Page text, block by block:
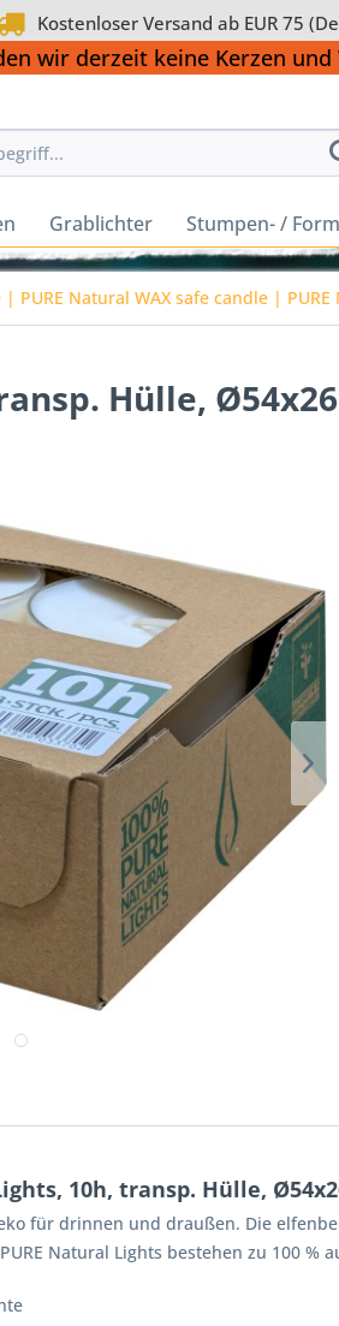
Kostenloser Versand ab EUR 75
wir derzeit keine Kerzen
Grablichter Stumpen- /
| PURE Natural WAX safe candle |
Hülle,
10h, transp. Hülle,
für drinnen und draußen. Die
Natural Lights bestehen zu 100 %